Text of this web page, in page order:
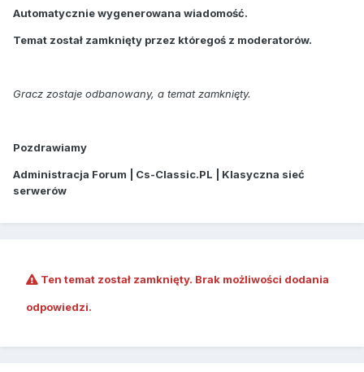
Automatycznie wygenerowana wiadomość.
Temat został zamknięty przez któregoś z moderatorów.
Gracz zostaje odbanowany, a temat zamknięty.
Pozdrawiamy
Administracja Forum | Cs-Classic.PL | Klasyczna sieć
serwerów
Ten temat został zamknięty. Brak możliwości dodania
odpowiedzi.